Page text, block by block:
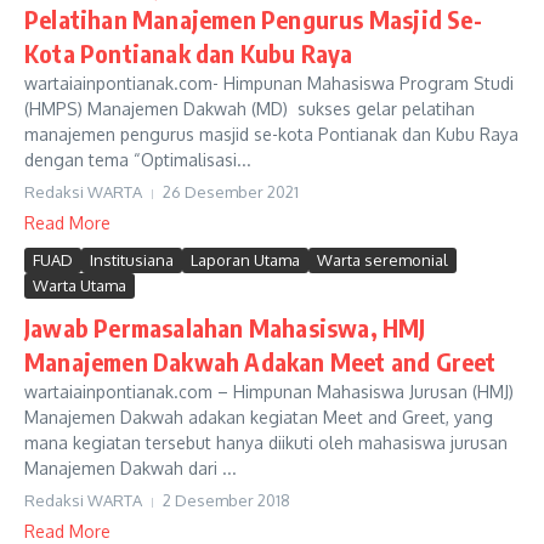
Pelatihan Manajemen Pengurus Masjid Se-
Kota Pontianak dan Kubu Raya
wartaiainpontianak.com- Himpunan Mahasiswa Program Studi
(HMPS) Manajemen Dakwah (MD) sukses gelar pelatihan
manajemen pengurus masjid se-kota Pontianak dan Kubu Raya
dengan tema “Optimalisasi...
Redaksi WARTA 26 Desember 2021
Read More
FUAD Institusiana Laporan Utama
Warta seremonial
Warta Utama
Jawab Permasalahan Mahasiswa, HMJ
Manajemen Dakwah Adakan Meet and Greet
wartaiainpontianak.com – Himpunan Mahasiswa Jurusan (HMJ)
Manajemen Dakwah adakan kegiatan Meet and Greet, yang
mana kegiatan tersebut hanya diikuti oleh mahasiswa jurusan
Manajemen Dakwah dari ...
Redaksi WARTA 2 Desember 2018
Read More